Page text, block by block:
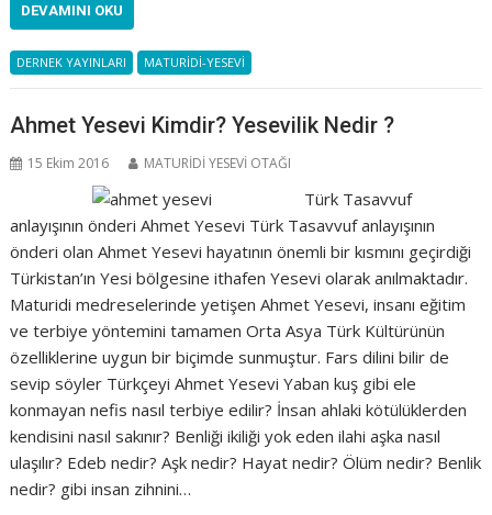
DEVAMINI OKU
DERNEK YAYINLARI MATURİDİ-YESEVİ
Ahmet Yesevi Kimdir? Yesevilik Nedir ?
15 Ekim 2016 MATURİDİ YESEVİ OTAĞI
Türk Tasavvuf
anlayışının önderi Ahmet Yesevi Türk Tasavvuf anlayışının
önderi olan Ahmet Yesevi hayatının önemli bir kısmını geçirdiği
Türkistan’ın Yesi bölgesine ithafen Yesevi olarak anılmaktadır.
Maturidi medreselerinde yetişen Ahmet Yesevi, insanı eğitim
ve terbiye yöntemini tamamen Orta Asya Türk Kültürünün
özelliklerine uygun bir biçimde sunmuştur. Fars dilini bilir de
sevip söyler Türkçeyi Ahmet Yesevi Yaban kuş gibi ele
konmayan nefis nasıl terbiye edilir? İnsan ahlaki kötülüklerden
kendisini nasıl sakınır? Benliği ikiliği yok eden ilahi aşka nasıl
ulaşılır? Edeb nedir? Aşk nedir? Hayat nedir? Ölüm nedir? Benlik
nedir? gibi insan zihnini…